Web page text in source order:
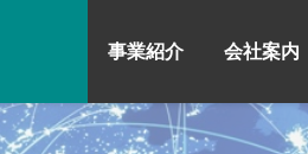
事業紹介 会社案内